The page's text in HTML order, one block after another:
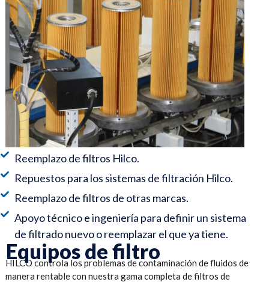
Reemplazo de filtros Hilco.
Repuestos para los sistemas de filtración Hilco.
Reemplazo de filtros de otras marcas.
Apoyo técnico e ingeniería para definir un sistema
de filtrado nuevo o reemplazar el que ya tiene.
Equipos de filtro
HILCO controla los problemas de contaminación de fluidos de
manera rentable con nuestra gama completa de filtros de